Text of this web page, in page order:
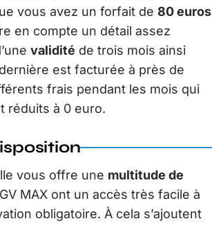
vous avez un forfait de 80 euros
en compte un détail assez
validité de trois mois ainsi
est facturée à près de
frais pendant les mois qui
réduits à 0 euro.
vous offre une multitude de
MAX ont un accès très facile à
obligatoire. À cela s’ajoutent